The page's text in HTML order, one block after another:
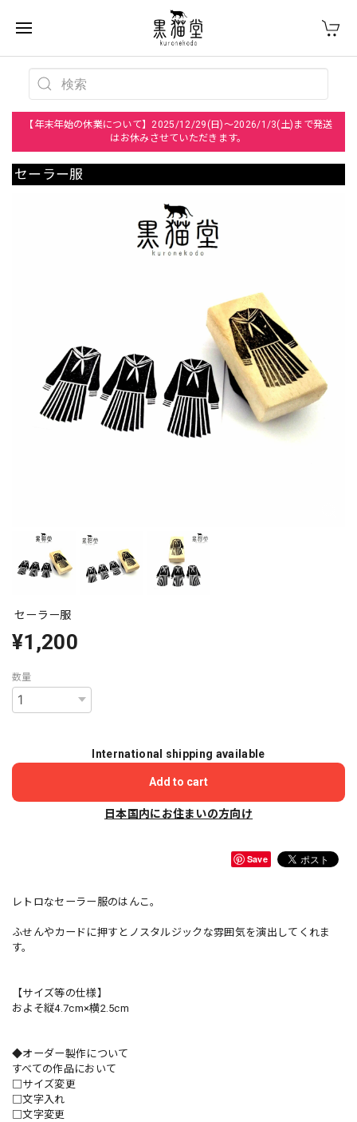
【年末年始の休業について】2025/12/29(日)～2026/1/3(土)まで発送
はお休みさせていただきます。
セーラー服
セーラー服
¥1,200
数量
International shipping available
Add to cart
日本国内にお住まいの方向け
Save
レトロなセーラー服のはんこ。
ふせんやカードに押すとノスタルジックな雰囲気を演出してくれま
す。
【サイズ等の仕様】
およそ縦4.7cm×横2.5cm
◆オーダー製作について
すべての作品において
□サイズ変更
□文字入れ
□文字変更